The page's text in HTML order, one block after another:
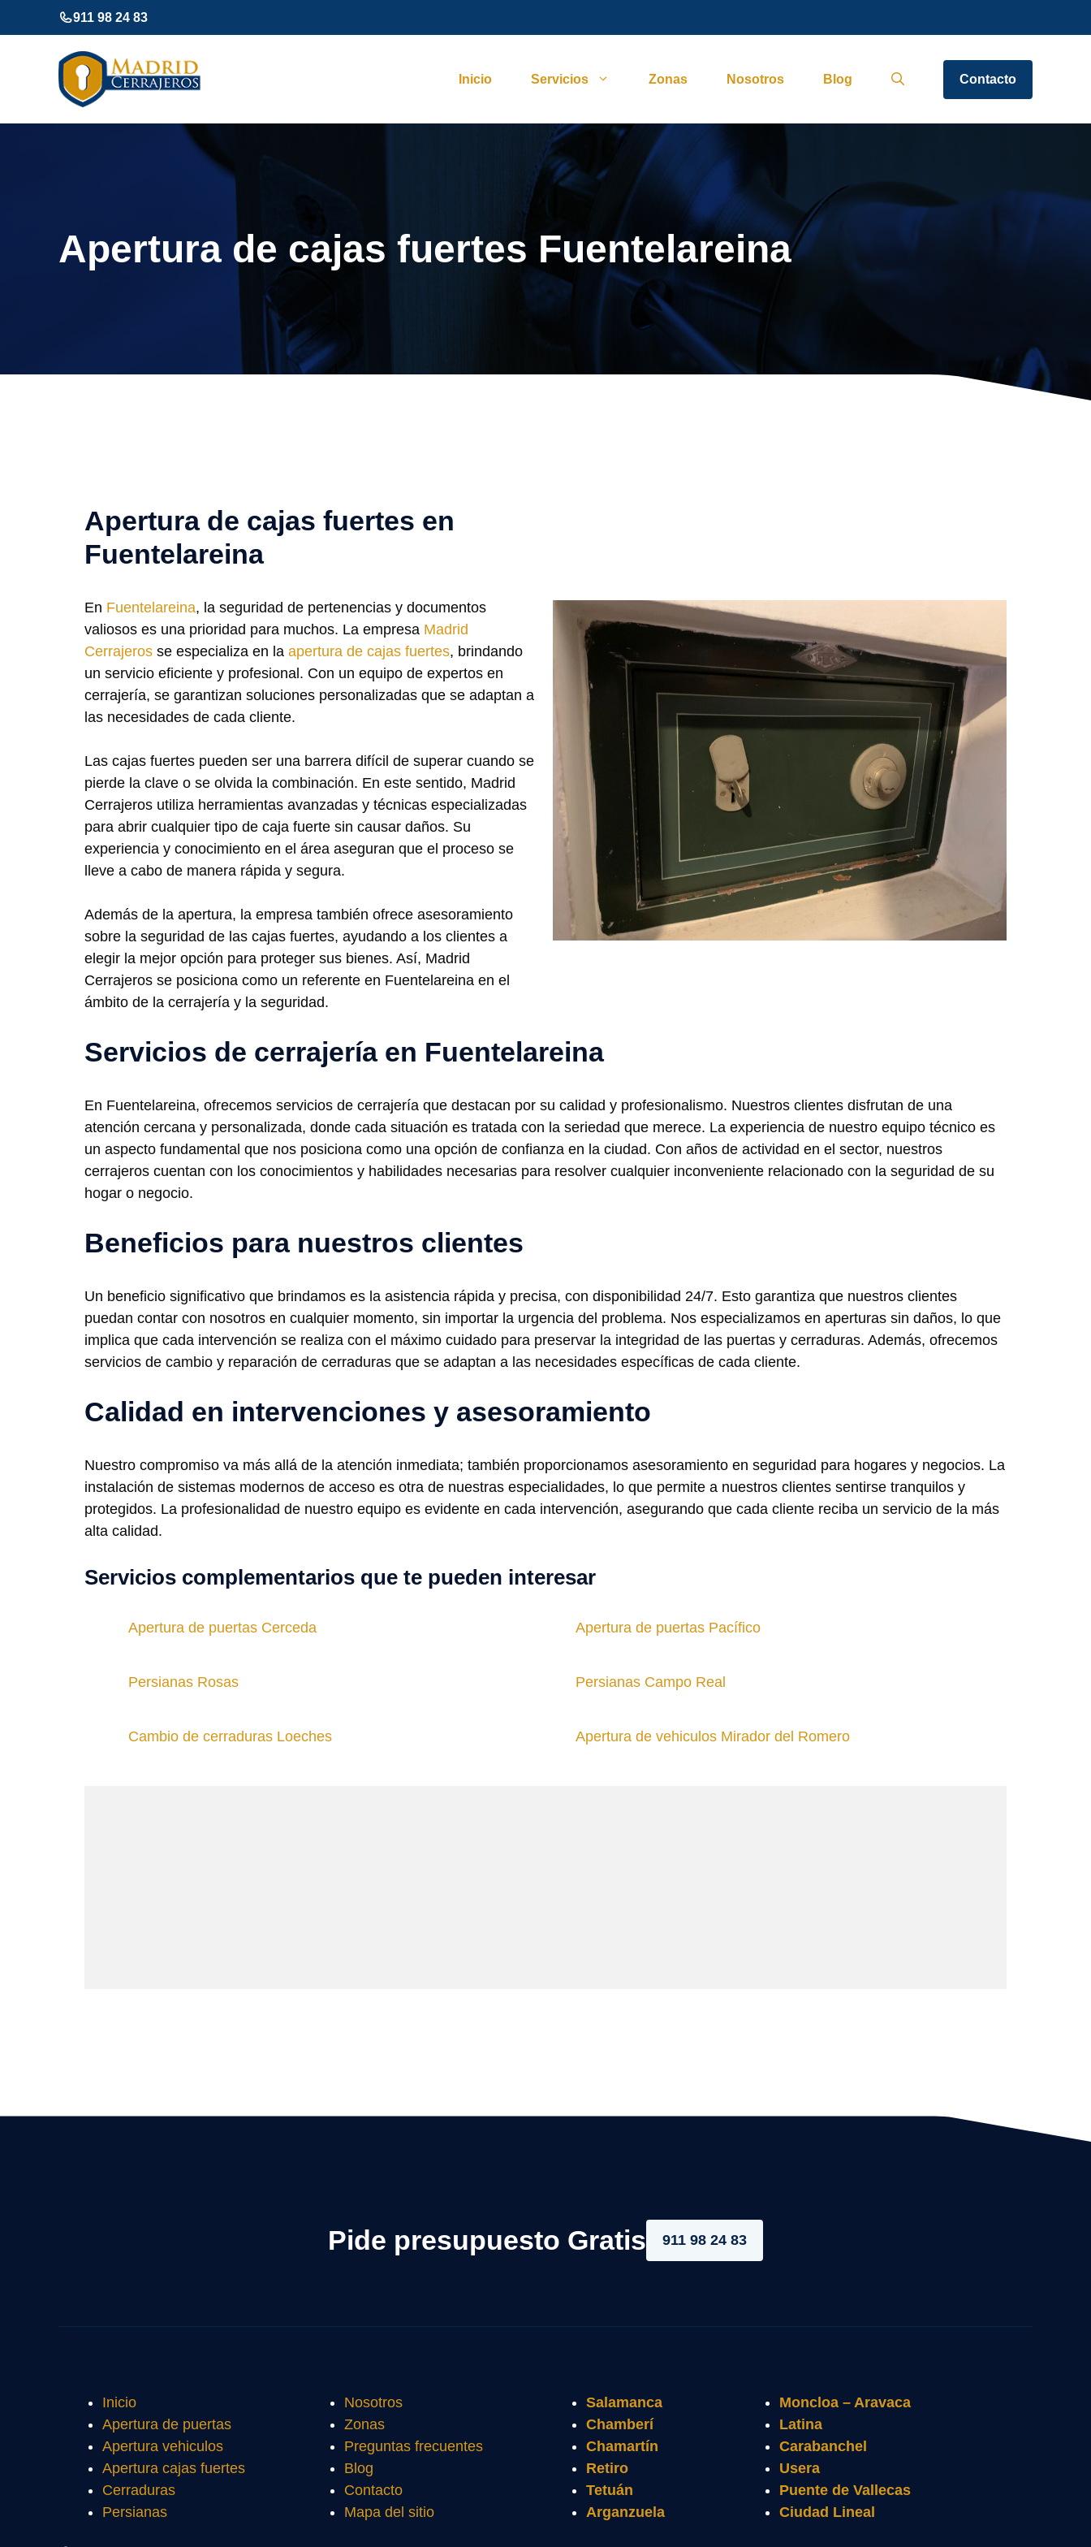
al
911 98 24 83
Inicio Servicios Zonas Nosotros Blog Contacto
Apertura de cajas fuertes Fuentelareina
Apertura de cajas fuertes en
Fuentelareina
En Fuentelareina, la seguridad de pertenencias y documentos
valiosos es una prioridad para muchos. La empresa Madrid
Cerrajeros se especializa en la apertura de cajas fuertes, brindando
un servicio eficiente y profesional. Con un equipo de expertos en
cerrajería, se garantizan soluciones personalizadas que se adaptan a
las necesidades de cada cliente.
Las cajas fuertes pueden ser una barrera difícil de superar cuando se
pierde la clave o se olvida la combinación. En este sentido, Madrid
Cerrajeros utiliza herramientas avanzadas y técnicas especializadas
para abrir cualquier tipo de caja fuerte sin causar daños. Su
experiencia y conocimiento en el área aseguran que el proceso se
lleve a cabo de manera rápida y segura.
Además de la apertura, la empresa también ofrece asesoramiento
sobre la seguridad de las cajas fuertes, ayudando a los clientes a
elegir la mejor opción para proteger sus bienes. Así, Madrid
Cerrajeros se posiciona como un referente en Fuentelareina en el
ámbito de la cerrajería y la seguridad.
Servicios de cerrajería en Fuentelareina
En Fuentelareina, ofrecemos servicios de cerrajería que destacan por su calidad y profesionalismo. Nuestros clientes disfrutan de una
atención cercana y personalizada, donde cada situación es tratada con la seriedad que merece. La experiencia de nuestro equipo técnico es
un aspecto fundamental que nos posiciona como una opción de confianza en la ciudad. Con años de actividad en el sector, nuestros
cerrajeros cuentan con los conocimientos y habilidades necesarias para resolver cualquier inconveniente relacionado con la seguridad de su
hogar o negocio.
Beneficios para nuestros clientes
Un beneficio significativo que brindamos es la asistencia rápida y precisa, con disponibilidad 24/7. Esto garantiza que nuestros clientes
puedan contar con nosotros en cualquier momento, sin importar la urgencia del problema. Nos especializamos en aperturas sin daños, lo que
implica que cada intervención se realiza con el máximo cuidado para preservar la integridad de las puertas y cerraduras. Además, ofrecemos
servicios de cambio y reparación de cerraduras que se adaptan a las necesidades específicas de cada cliente.
Calidad en intervenciones y asesoramiento
Nuestro compromiso va más allá de la atención inmediata; también proporcionamos asesoramiento en seguridad para hogares y negocios. La
instalación de sistemas modernos de acceso es otra de nuestras especialidades, lo que permite a nuestros clientes sentirse tranquilos y
protegidos. La profesionalidad de nuestro equipo es evidente en cada intervención, asegurando que cada cliente reciba un servicio de la más
alta calidad.
Servicios complementarios que te pueden interesar
Apertura de puertas Cerceda Apertura de puertas Pacífico
Persianas Rosas Persianas Campo Real
Cambio de cerraduras Loeches Apertura de vehiculos Mirador del Romero
Pide presupuesto Gratis 911 98 24 83
Inicio
Apertura de puertas
Apertura vehiculos
Apertura cajas fuertes
Cerraduras
Persianas
Nosotros
Zonas
Preguntas frecuentes
Blog
Contacto
Mapa del sitio
Salamanca
Chamberí
Chamartín
Retiro
Tetuán
Arganzuela
Moncloa – Aravaca
Latina
Carabanchel
Usera
Puente de Vallecas
Ciudad Lineal